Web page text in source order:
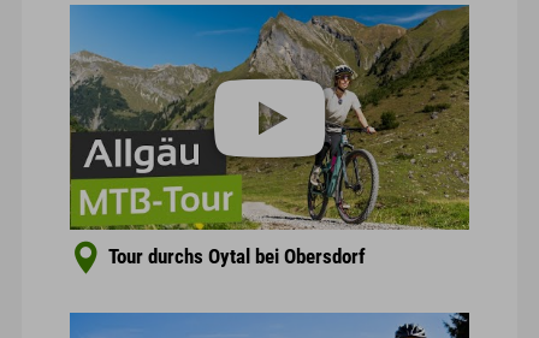
Tour durchs Oytal bei Obersdorf